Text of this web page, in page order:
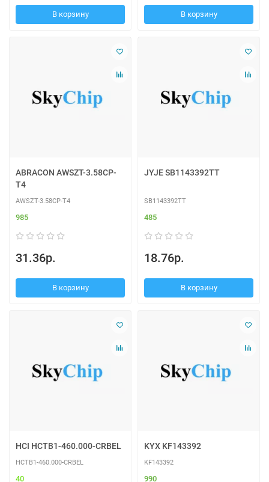
В корзину В корзину
ABRACON AWSZT-3.58CP-
T4
AWSZT-3.58CP-T4
985
31.36р.
В корзину
JYJE SB1143392TT
SB1143392TT
485
18.76р.
В корзину
HCI HCTB1-460.000-CRBEL
HCTB1-460.000-CRBEL
40
KYX KF143392
KF143392
990